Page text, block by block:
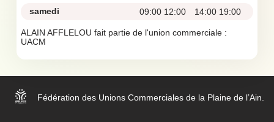
samedi
09:00 12:00 14:00 19:00
ALAIN AFFLELOU fait partie de l'union commerciale :
UACM
Fédération des Unions Commerciales de la Plaine de l’Ain.